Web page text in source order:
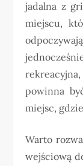
jadalna z
miejscu,
powinna
miejsc,
Warto
wejściową